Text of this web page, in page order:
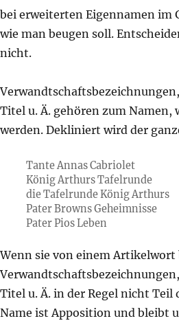
bei erweiterten Eigennamen im
wie man beugen soll.
nicht.
Titel u. Ä. gehören zum
werden. Dekliniert wird der
Tante Annas Cabriolet
König Arthurs Tafelrunde
die Tafelrunde König Arthurs
Pater Browns Geheimnisse
Pater Pios Leben
Wenn sie von einem
Titel u. Ä. in der Regel nicht Teil
Name ist Apposition und bleibt